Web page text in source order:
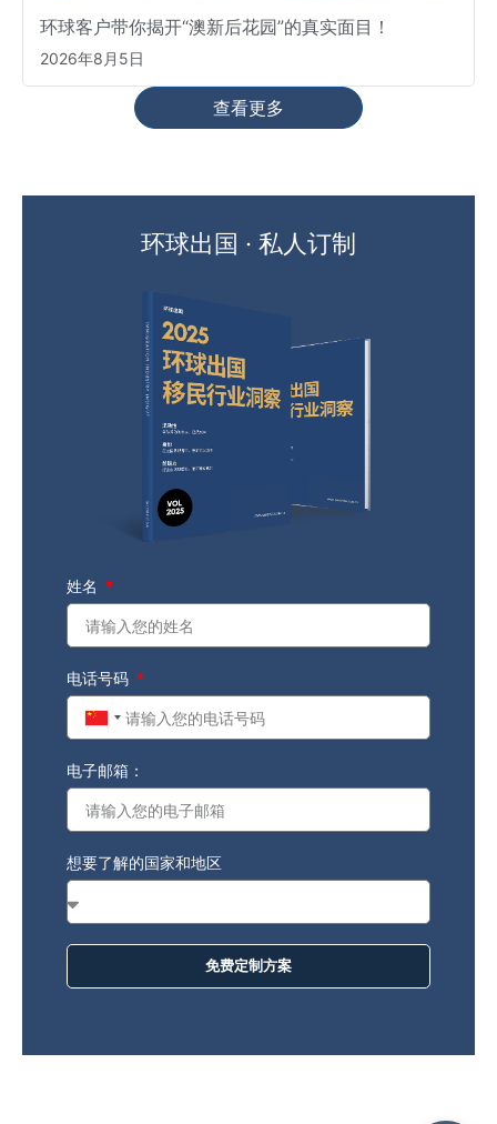
环球客户带你揭开“澳新后花园”的真实面目！
2026年8月5日
查看更多
环球出国 · 私人订制
姓名
电话号码
China
电子邮箱：
想要了解的国家和地区
免费定制方案